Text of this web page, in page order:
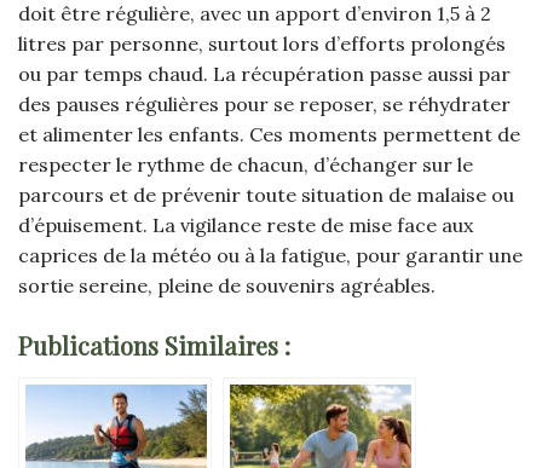
doit être régulière, avec un apport d’environ 1,5 à 2
litres par personne, surtout lors d’efforts prolongés
ou par temps chaud. La récupération passe aussi par
des pauses régulières pour se reposer, se réhydrater
et alimenter les enfants. Ces moments permettent de
respecter le rythme de chacun, d’échanger sur le
parcours et de prévenir toute situation de malaise ou
d’épuisement. La vigilance reste de mise face aux
caprices de la météo ou à la fatigue, pour garantir une
sortie sereine, pleine de souvenirs agréables.
Publications Similaires :